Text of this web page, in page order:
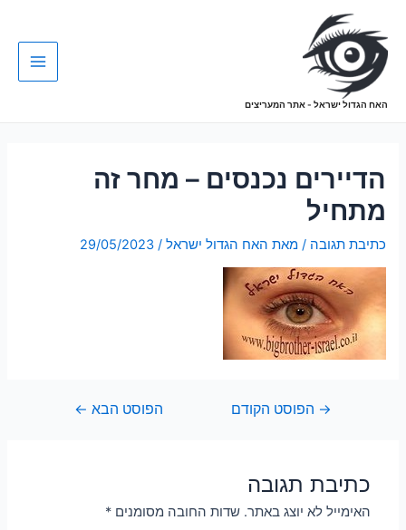
האח הגדול ישראל - אתר המעריצים
הדיירים נכנסים – מחר זה
מתחיל
כתיבת תגובה / מאתהאח הגדול ישראל/
29/05/2023
→הפוסט הקודם הפוסט הבא←
כתיבת תגובה
האימייל לא יוצג באתר. שדות החובה מסומנים*